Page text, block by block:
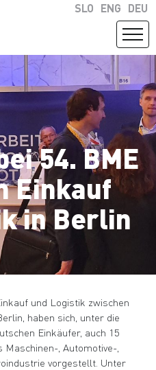
SLO ENG DEU
54. BME
Einkauf
in Berlin
und Logistik zwischen
haben sich, unter die
Einkäufer, auch 15
Maschinen-, Automotive-,
vorgestellt. Unter